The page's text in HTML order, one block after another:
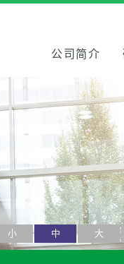
公司简介
小 中 大